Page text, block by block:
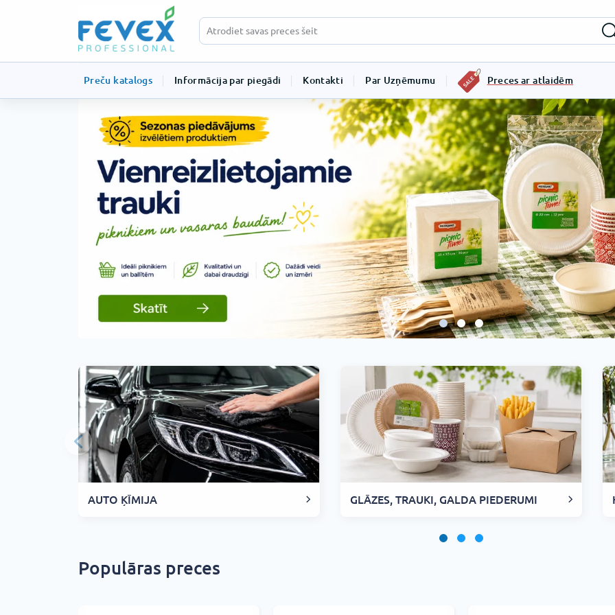
Preču katalogs Informācija par piegādi Kontakti Par Uzņēmumu Preces ar atlaidēm
AUTO ĶĪMIJA GLĀZES, TRAUKI, GALDA PIEDERUMI
Populāras preces